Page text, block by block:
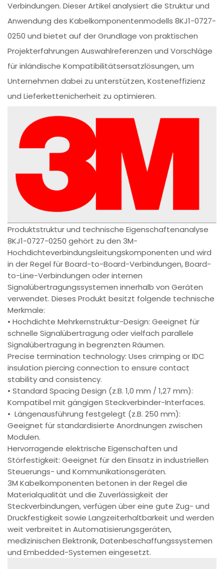
Verbindungen. Dieser Artikel analysiert die Struktur und
Anwendung des Kabelkomponentenmodells 8KJ1-0727-
0250 und bietet auf der Grundlage von praktischen
Projekterfahrungen Auswahlreferenzen und Vorschläge
für inländische Kompatibilitätsersatzlösungen, um
Unternehmen dabei zu unterstützen, Kosteneffizienz
und Lieferkettenicherheit zu optimieren.
Produktstruktur und technische Eigenschaftenanalyse
8KJ1-0727-0250 gehört zu den 3M-
Hochdichteverbindungsleitungskomponenten und wird
in der Regel für Board-to-Board-Verbindungen, Board-
to-Line-Verbindungen oder internen
Signalübertragungssystemen innerhalb von Geräten
verwendet. Dieses Produkt besitzt folgende technische
Merkmale:
• Hochdichte Mehrkernstruktur-Design: Geeignet für
schnelle Signalübertragung oder vielfach parallele
Signalübertragung in begrenzten Räumen.
Precise termination technology: Uses crimping or IDC
insulation piercing connection to ensure contact
stability and consistency.
• Standard Spacing Design (z.B. 1,0 mm / 1,27 mm):
Kompatibel mit gängigen Steckverbinder-Interfaces.
• Längenausführung festgelegt (z.B. 250 mm):
Geeignet für standardisierte Anordnungen zwischen
Modulen.
Hervorragende elektrische Eigenschaften und
Störfestigkeit: Geeignet für den Einsatz in industriellen
Steuerungs- und Kommunikationsgeräten.
3M Kabelkomponenten betonen in der Regel die
Materialqualität und die Zuverlässigkeit der
Steckverbindungen, verfügen über eine gute Zug- und
Druckfestigkeit sowie Langzeiterhaltbarkeit und werden
weit verbreitet in Automatisierungsgeräten,
medizinischen Elektronik, Datenbeschaffungssystemen
und Embedded-Systemen eingesetzt.